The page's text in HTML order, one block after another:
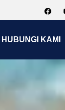
HUBUNGI KAMI